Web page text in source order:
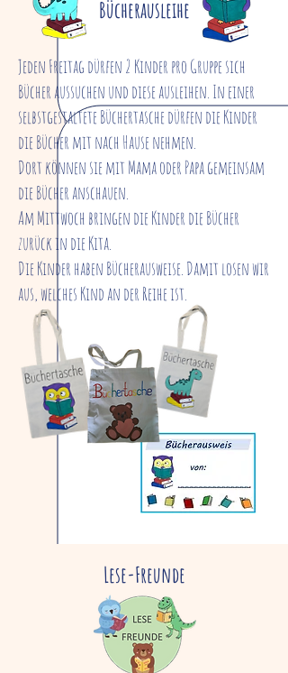
Bücherausleihe
Jeden Freitag dürfen 2 Kinder pro Gruppe sich
Bücher aussuchen und diese ausleihen. In einer
selbstgestaltete Büchertasche dürfen die Kinder
die Bücher mit nach Hause nehmen.
Dort können sie mit Mama oder Papa gemeinsam
die Bücher anschauen.
Am Mittwoch bringen die Kinder die Bücher
zurück in die Kita.
Die Kinder haben Bücherausweise. Damit losen wir
aus, welches Kind an der Reihe ist.
Lese-Freunde